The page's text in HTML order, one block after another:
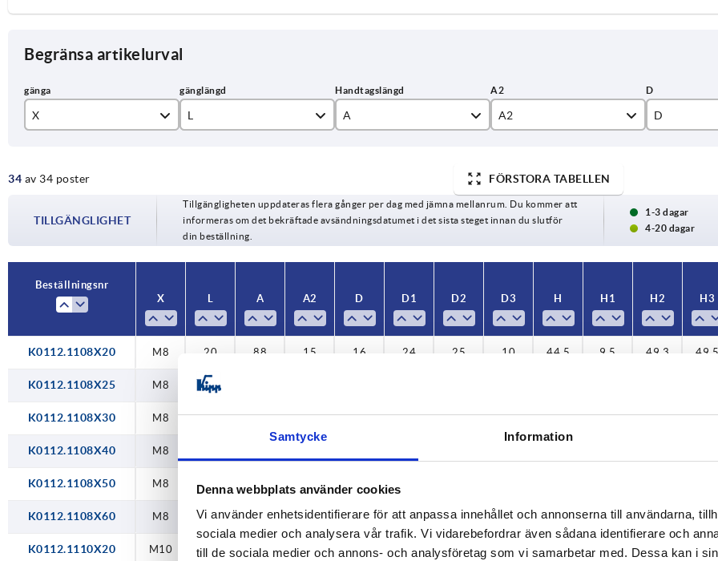
Samtycke Information
Denna webbplats använder cookies
Vi använder enhetsidentifierare för att anpassa innehållet och annonserna till användarna,
sociala medier och analysera vår trafik. Vi vidarebefordrar även sådana identifierare och
till de sociala medier och annons- och analysföretag som vi samarbetar med. Dessa kan i
Begränsa artikelurval
X
M10
M16
L
30
40
60
A
128,5
A2 D
23
34 av 34 poster FÖRSTORA TABELLEN
TILLGÄNGLIGHET
Tillgängligheten uppdateras flera gånger per dag med jämna mellanrum. Du kommer att
informeras om det bekräftade avsändningsdatumet i det sista steget innan du slutför
din beställning.
1-3 dagar
4-20 dagar
Beställningsnr
X
L A A2 D D1 D2 D3 H H1 H2 H3
K0112.1108X20 M8 20 88 15 16 24 25 10 44,5 9,5 49,3 49,5
K0112.1108X25 M8 25
K0112.1108X30 M8 30 88 15 16 24 25 10 44,5 9,5 49,3 49,5
K0112.1108X40 M8
K0112.1108X50 M8 88
K0112.1108X60 M8 60 88 15 16 24 25 10 44,5 9,5 49,3 49,5
K0112.1110X20 M10 20 88 15 16 24 25 10 44,5 9,5 49,3 49,5